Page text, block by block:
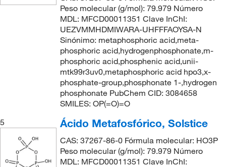
Peso molecular (g/mol): 79.979 Número
MDL: MFCD00011351 Clave InChI:
UEZVMMHDMIWARA-UHFFFAOYSA-N
Sinónimo: metaphosphoric acid,meta-
phosphoric acid,hydrogenphosphonate,m-
phosphoric acid,phosphenic acid,unii-
mtk99r3uv0,metaphosphoric acid hpo3,x-
phosphate-group,phosphonate 1-,hydrogen
phosphonate PubChem CID: 3084658
SMILES: OP(=O)=O
5
Ácido Metafosfórico, Solstice
CAS: 37267-86-0 Fórmula molecular: HO3P
Peso molecular (g/mol): 79.979 Número
MDL: MFCD00011351 Clave InChI: